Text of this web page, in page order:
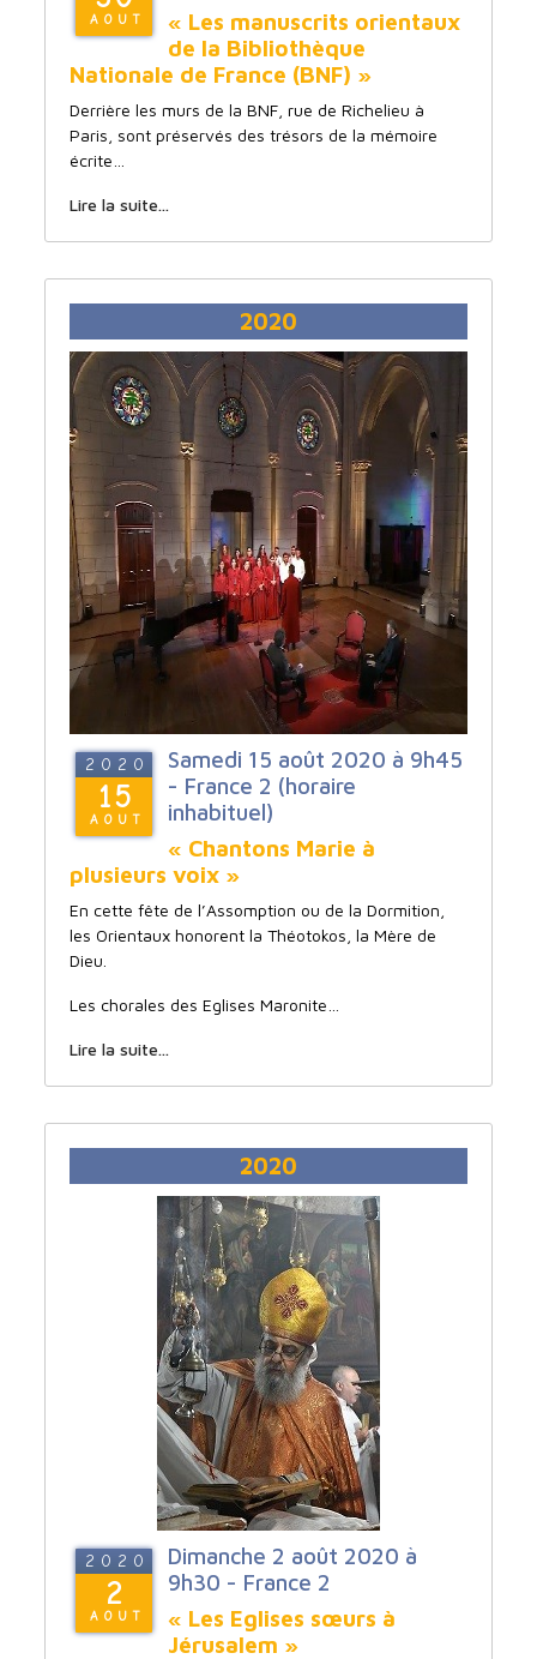
AOUT
« Les manuscrits orientaux
de la Bibliothèque
Nationale de France (BNF) »
Derrière les murs de la BNF, rue de Richelieu à
Paris, sont préservés des trésors de la mémoire
écrite…
Lire la suite...
2020
2020
15
AOUT
Samedi 15 août 2020 à 9h45
- France 2 (horaire
inhabituel)
« Chantons Marie à
plusieurs voix »
En cette fête de l’Assomption ou de la Dormition,
les Orientaux honorent la Théotokos, la Mère de
Dieu.
Les chorales des Eglises Maronite…
Lire la suite...
2020
2020
2
AOUT
Dimanche 2 août 2020 à
9h30 - France 2
« Les Eglises sœurs à
Jérusalem »